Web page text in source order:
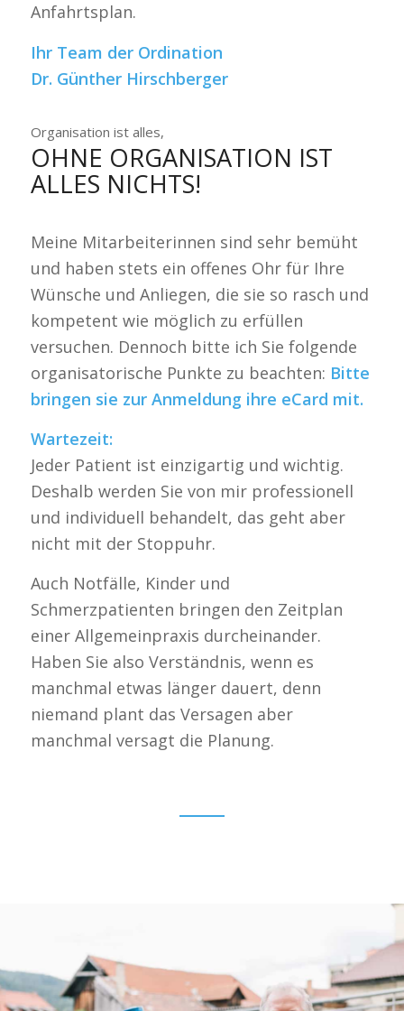
Anfahrtsplan.
Ihr Team der Ordination
Dr. Günther Hirschberger
Organisation ist alles,
OHNE ORGANISATION IST
ALLES NICHTS!
Meine Mitarbeiterinnen sind sehr bemüht
und haben stets ein offenes Ohr für Ihre
Wünsche und Anliegen, die sie so rasch und
kompetent wie möglich zu erfüllen
versuchen. Dennoch bitte ich Sie folgende
organisatorische Punkte zu beachten: Bitte
bringen sie zur Anmeldung ihre eCard mit.
Wartezeit:
Jeder Patient ist einzigartig und wichtig.
Deshalb werden Sie von mir professionell
und individuell behandelt, das geht aber
nicht mit der Stoppuhr.
Auch Notfälle, Kinder und
Schmerzpatienten bringen den Zeitplan
einer Allgemeinpraxis durcheinander.
Haben Sie also Verständnis, wenn es
manchmal etwas länger dauert, denn
niemand plant das Versagen aber
manchmal versagt die Planung.